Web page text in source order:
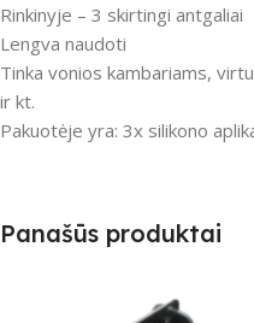
Rinkinyje – 3 skirtingi antgaliai
Lengva naudoti
Tinka vonios kambariams,
ir kt.
Pakuotėje yra: 3x silikono
Panašūs produktai